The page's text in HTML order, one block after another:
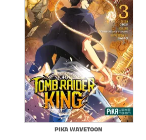
PIKA WAVETOON